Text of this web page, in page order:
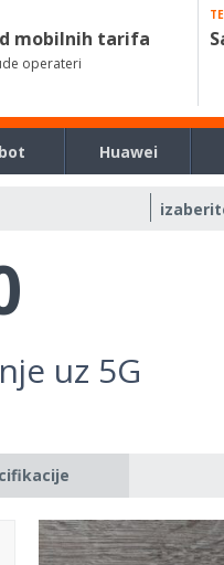
mobilnih tarifa
operateri
Huawei
uz 5G